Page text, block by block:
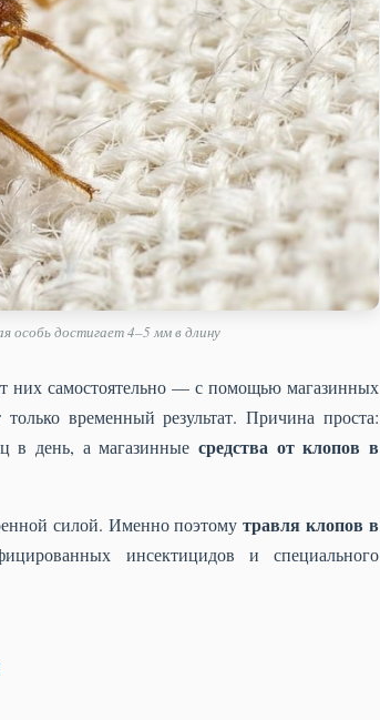
особь достигает 4–5 мм в длину
них самостоятельно — с помощью магазинных
временный результат. Причина проста:
в день, а магазинныесредства от клопов в
силой. Именно поэтомутравля клопов в
инсектицидов и специального